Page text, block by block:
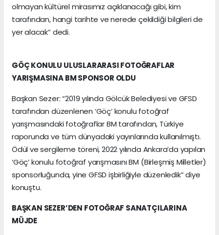
olmayan kültürel mirasımız açıklanacağı gibi, kim
tarafından, hangi tarihte ve nerede çekildiği bilgileri de
yer alacak” dedi.
GÖÇ KONULU ULUSLARARASI FOTOĞRAFLAR
YARIŞMASINA BM SPONSOR OLDU
Başkan Sezer: “2019 yılında Gölcük Belediyesi ve GFSD
tarafından düzenlenen ‘Göç’ konulu fotoğraf
yarışmasındaki fotoğraflar BM tarafından, Türkiye
raporunda ve tüm dünyadaki yayınlarında kullanılmıştı.
Ödül ve sergileme töreni, 2022 yılında Ankara’da yapılan
‘Göç’ konulu fotoğraf yarışmasını BM (Birleşmiş Milletler)
sponsorluğunda, yine GFSD işbirliğiyle düzenledik” diye
konuştu.
BAŞKAN SEZER’DEN FOTOĞRAF SANATÇILARINA
MÜJDE